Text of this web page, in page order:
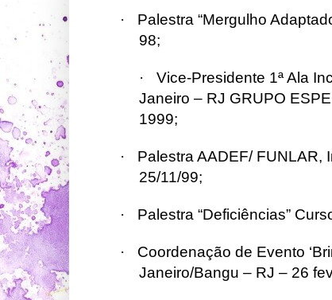
·
Palestra “Mergulho
98;
·
Vice-Presidente 1ª Ala
Janeiro – RJ GRUPO
1999;
·
Palestra AADEF/ FUNLAR,
25/11/99;
· Palestra “Deficiências”
·
Coordenação de Evento
Janeiro/Bangu – RJ – 26